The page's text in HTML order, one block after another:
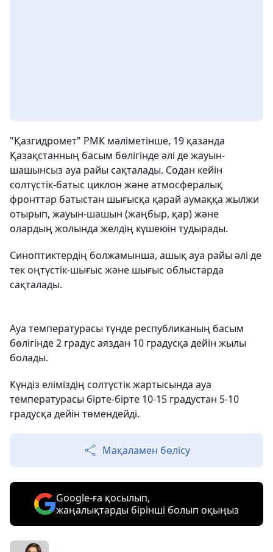
"Қазгидромет" РМК мәліметінше, 19 қазанда
Қазақстанның басым бөлігінде әлі де жауын-
шашынсыз ауа райы сақталады. Содан кейін
солтүстік-батыс циклон және атмосфералық
фронттар батыстан шығысқа қарай аумаққа жылжи
отырып, жауын-шашын (жаңбыр, қар) және
олардың жолында желдің күшеюін тудырады.
Синоптиктердің болжамынша, ашық ауа райы әлі де
тек оңтүстік-шығыс және шығыс облыстарда
сақталады.
Ауа температурасы түнде республиканың басым
бөлігінде 2 градус аяздан 10 градусқа дейін жылы
болады.
Күндіз еліміздің солтүстік жартысында ауа
температурасы бірте-бірте 10-15 градустан 5-10
градусқа дейін төмендейді.
Мақаламен бөлісу
Google-ға қосылып,
жаңалықтарды бірінші болып оқыңыз